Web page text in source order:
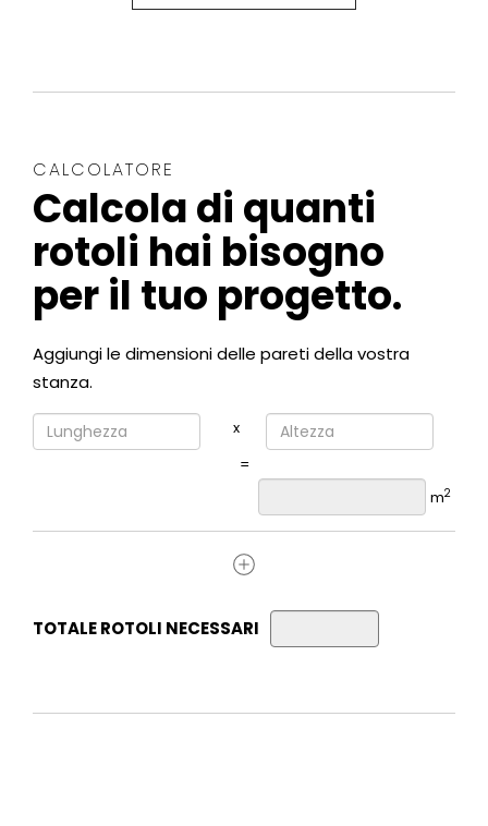
CALCOLATORE
Calcola di quanti
rotoli hai bisogno
per il tuo progetto.
Aggiungi le dimensioni delle pareti della vostra
stanza.
x
=
m2
TOTALE ROTOLI NECESSARI